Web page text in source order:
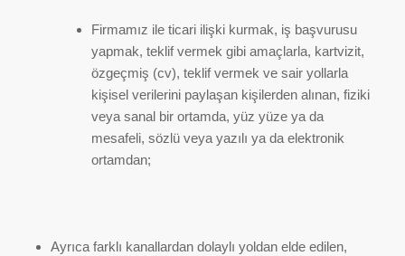
Firmamız ile ticari ilişki kurmak, iş başvurusu
yapmak, teklif vermek gibi amaçlarla, kartvizit,
özgeçmiş (cv), teklif vermek ve sair yollarla
kişisel verilerini paylaşan kişilerden alınan, fiziki
veya sanal bir ortamda, yüz yüze ya da
mesafeli, sözlü veya yazılı ya da elektronik
ortamdan;
Ayrıca farklı kanallardan dolaylı yoldan elde edilen,